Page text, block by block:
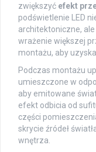
zwiększyć efekt
podświetlenie LED
architektoniczne,
wrażenie większej
montażu, aby
Podczas montażu
umieszczone w
aby emitowane
efekt odbicia od
części
skrycie źródeł
wnętrza.